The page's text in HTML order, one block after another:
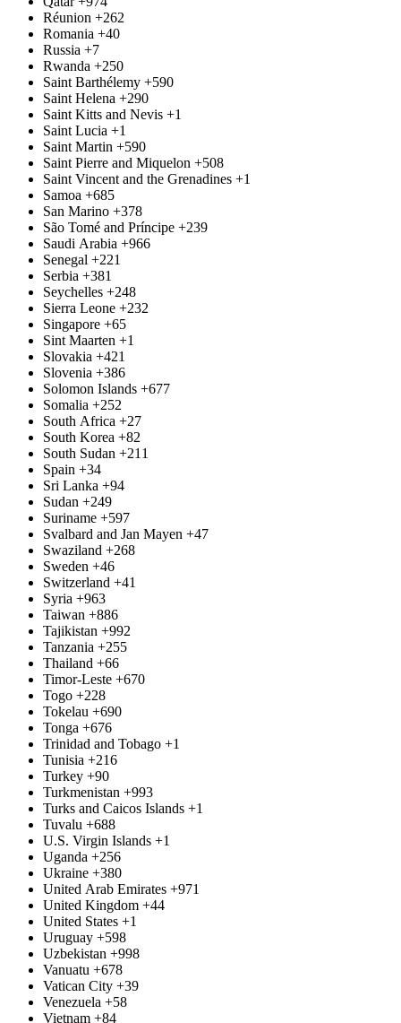
Réunion +262
Romania +40
Russia +7
Rwanda +250
Saint Barthélemy +590
Saint Helena +290
Saint Kitts and Nevis +1
Saint Lucia +1
Saint Martin +590
Saint Pierre and Miquelon +508
Saint Vincent and the Grenadines +1
Samoa +685
San Marino +378
São Tomé and Príncipe +239
Saudi Arabia +966
Senegal +221
Serbia +381
Seychelles +248
Sierra Leone +232
Singapore +65
Sint Maarten +1
Slovakia +421
Slovenia +386
Solomon Islands +677
Somalia +252
South Africa +27
South Korea +82
South Sudan +211
Spain +34
Sri Lanka +94
Sudan +249
Suriname +597
Svalbard and Jan Mayen +47
Swaziland +268
Sweden +46
Switzerland +41
Syria +963
Taiwan +886
Tajikistan +992
Tanzania +255
Thailand +66
Timor-Leste +670
Togo +228
Tokelau +690
Tonga +676
Trinidad and Tobago +1
Tunisia +216
Turkey +90
Turkmenistan +993
Turks and Caicos Islands +1
Tuvalu +688
U.S. Virgin Islands +1
Uganda +256
Ukraine +380
United Arab Emirates +971
United Kingdom +44
United States +1
Uruguay +598
Uzbekistan +998
Vanuatu +678
Vatican City +39
Venezuela +58
Vietnam +84